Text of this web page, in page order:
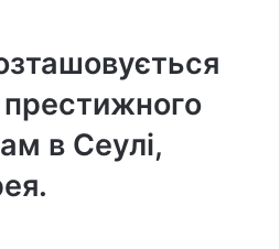
престижного
в Сеулі,